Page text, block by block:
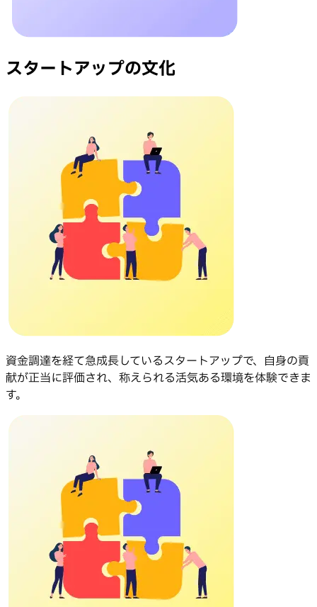
スタートアップの文化
資金調達を経て急成長しているスタートアップで、自身の貢
献が正当に評価され、称えられる活気ある環境を体験できま
す。